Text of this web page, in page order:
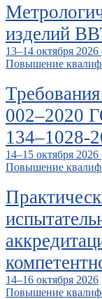
изделий
13–14 октября
Повышение
002–2020
134–1028-
14–15 октября
Повышение
14–16 октября 2026
Повышение